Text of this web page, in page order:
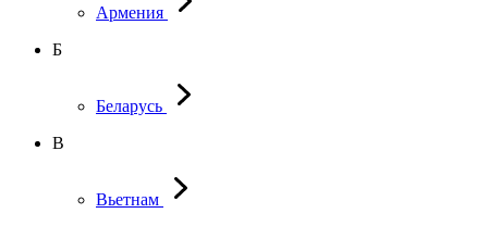
Армения
Б
Беларусь
В
Вьетнам